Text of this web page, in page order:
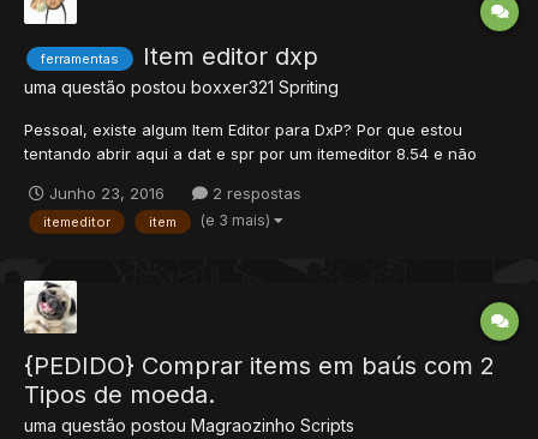
ferramentas Item editor dxp
uma questão postou boxxer321 Spriting
Pessoal, existe algum Item Editor para DxP? Por que estou
tentando abrir aqui a dat e spr por um itemeditor 8.54 e não
Junho 23, 2016
2 respostas
itemeditor item (e 3 mais)
{PEDIDO} Comprar items em baús com 2
Tipos de moeda.
uma questão postou Magraozinho Scripts